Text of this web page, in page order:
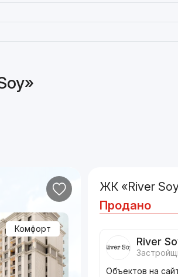
Комфорт
ЖК «River
Продано
River
Объектов на